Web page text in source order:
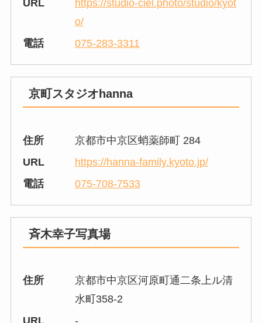
URL
https://studio-ciel.photo/studio/kyot
o/
電話
075-283-3311
京町スタジオhanna
住所
京都市中京区蛸薬師町 284
URL
https://hanna-family.kyoto.jp/
電話
075-708-7533
斉木幸子写真場
住所
京都市中京区河原町通二条上ル清
水町358-2
URL
-